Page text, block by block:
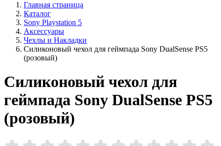
Главная страница
Каталог
Sony Playstation 5
Аксессуары
Чехлы и Накладки
Силиконовый чехол для геймпада Sony DualSense PS5
(розовый)
Силиконовый чехол для
геймпада Sony DualSense PS5
(розовый)